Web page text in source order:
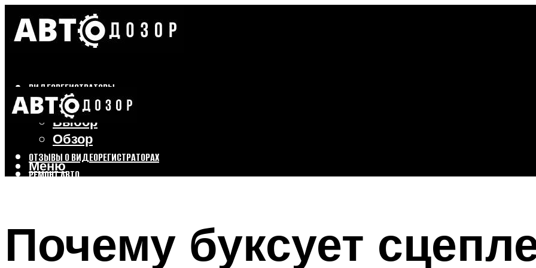
ВИДЕОРЕГИСТРАТОРЫ
Бренды
Выбор
Обзор
ОТЗЫВЫ О ВИДЕОРЕГИСТРАТОРАХ
РЕМОНТ АВТО
Меню
Меню
Почему буксует